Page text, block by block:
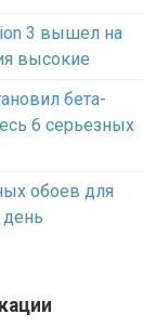
3 вышел на
высокие
бета-
6 серьезных
обоев для